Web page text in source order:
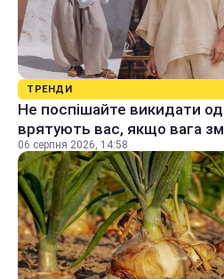
ТРЕНДИ
Не поспішайте викидати
врятують вас, якщо вага
06 серпня 2026, 14:58